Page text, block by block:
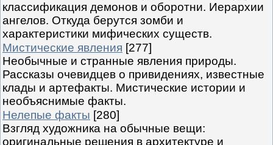
классификация демонов и оборотни. Иерархии
ангелов. Откуда берутся зомби и
характеристики мифических существ.
Мистические явления [277]
Необычные и странные явления природы.
Рассказы очевидцев о привидениях, известные
клады и артефакты. Мистические истории и
необъяснимые факты.
Нелепые факты [280]
Взгляд художника на обычные вещи:
оригинальные решения в архитектуре и